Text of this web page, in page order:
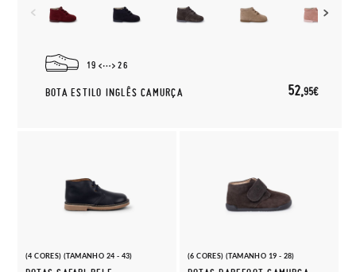
19 26
BOTA ESTILO INGLÊS CAMURÇA 52,95€
(4 CORES) (TAMANHO 24 - 43) (6 CORES) (TAMANHO 19 - 28)